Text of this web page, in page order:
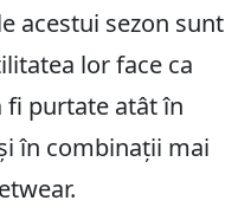
acestui sezon sunt
lor face ca
fi purtate atât în
în combinații mai